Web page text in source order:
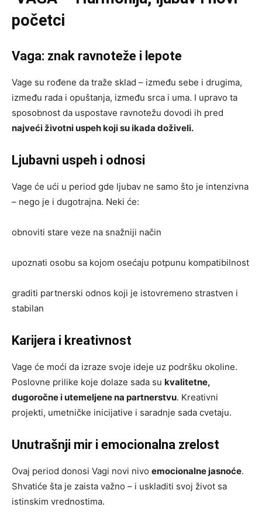
početci
Vaga: znak ravnoteže i lepote
Vage su rođene da traže sklad – između sebe i drugima,
između rada i opuštanja, između srca i uma. I upravo ta
sposobnost da uspostave ravnotežu dovodi ih pred
najveći životni uspeh koji su ikada doživeli.
Ljubavni uspeh i odnosi
Vage će ući u period gde ljubav ne samo što je intenzivna
– nego je i dugotrajna. Neki će:
obnoviti stare veze na snažniji način
upoznati osobu sa kojom osećaju potpunu kompatibilnost
graditi partnerski odnos koji je istovremeno strastven i
stabilan
Karijera i kreativnost
Vage će moći da izraze svoje ideje uz podršku okoline.
Poslovne prilike koje dolaze sada su kvalitetne,
dugoročne i utemeljene na partnerstvu. Kreativni
projekti, umetničke inicijative i saradnje sada cvetaju.
Unutrašnji mir i emocionalna zrelost
Ovaj period donosi Vagi novi nivo emocionalne jasnoće.
Shvatiće šta je zaista važno – i uskladiti svoj život sa
istinskim vrednostima.